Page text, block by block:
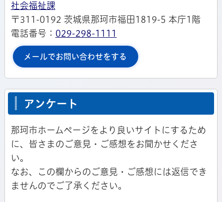
社会福祉課
〒311-0192 茨城県那珂市福田1819-5 本庁1階
電話番号： 029-298-1111
メールでお問い合わせをする
アンケート
那珂市ホームページをより良いサイトにするため
に、皆さまのご意見・ご感想をお聞かせくださ
い。
なお、この欄からのご意見・ご感想には返信でき
ませんのでご了承ください。